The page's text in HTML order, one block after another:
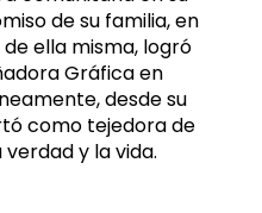
de su familia, en
ella misma, logró
Gráfica en
desde su
como tejedora de
y la vida.